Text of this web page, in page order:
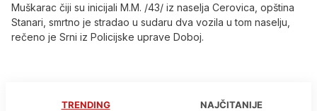
Muškarac čiji su inicijali M.M. /43/ iz naselja Cerovica, opština
Stanari, smrtno je stradao u sudaru dva vozila u tom naselju,
rečeno je Srni iz Policijske uprave Doboj.
TRENDING NAJČITANIJE